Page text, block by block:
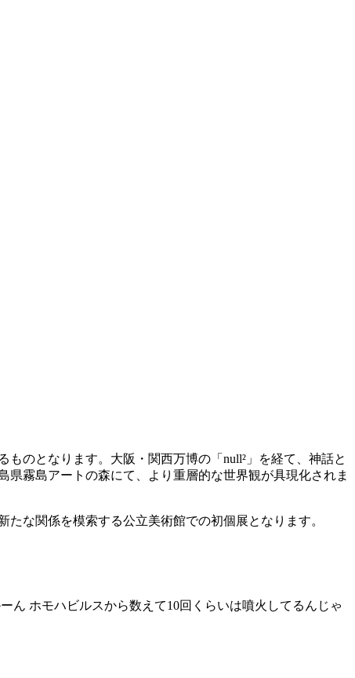
のとなります。大阪・関西万博の「null²」を経て、神話と
霧島アートの森にて、より重層的な世界観が具現化されま
な関係を模索する公立美術館での初個展となります。
ん ホモハビルスから数えて10回くらいは噴⽕してるんじゃ